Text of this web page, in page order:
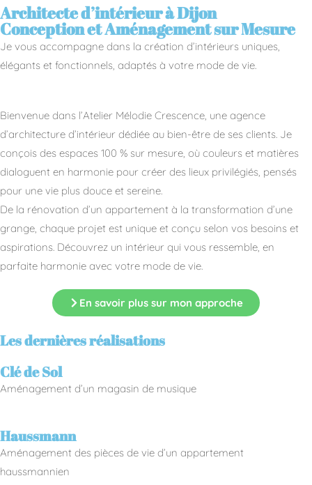
Architecte d’intérieur à Dijon
Conception et Aménagement sur Mesure
Je vous accompagne dans la création d’intérieurs uniques,
élégants et fonctionnels, adaptés à votre mode de vie.
Bienvenue dans l’Atelier Mélodie Crescence, une agence
d’architecture d’intérieur dédiée au bien-être de ses clients. Je
conçois des espaces 100 % sur mesure, où couleurs et matières
dialoguent en harmonie pour créer des lieux privilégiés, pensés
pour une vie plus douce et sereine.
De la rénovation d’un appartement à la transformation d’une
grange, chaque projet est unique et conçu selon vos besoins et
aspirations. Découvrez un intérieur qui vous ressemble, en
parfaite harmonie avec votre mode de vie.
En savoir plus sur mon approche
Les dernières réalisations
Clé de Sol
Aménagement d’un magasin de musique
Haussmann
Aménagement des pièces de vie d’un appartement
haussmannien